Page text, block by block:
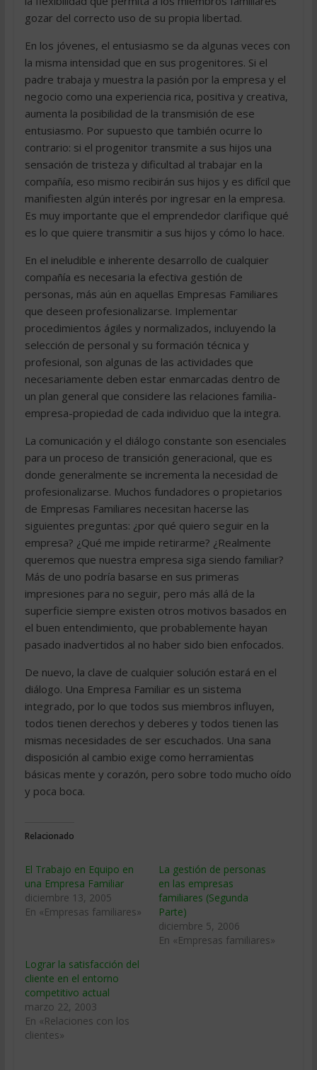
gozar del correcto uso de su propia libertad.
En los jóvenes, el entusiasmo se da algunas veces con
la misma intensidad que en sus progenitores. Si el
padre trabaja y muestra la pasión por la empresa y el
negocio como una experiencia rica, positiva y creativa,
aumenta la posibilidad de la transmisión de ese
entusiasmo. Por supuesto que también ocurre lo
contrario: si el progenitor transmite a sus hijos una
sensación de tristeza y dificultad al trabajar en la
compañía, eso mismo recibirán sus hijos y es difícil que
manifiesten algún interés por ingresar en la empresa.
Es muy importante que el emprendedor clarifique qué
es lo que quiere transmitir a sus hijos y cómo lo hace.
En el ineludible e inherente desarrollo de cualquier
compañía es necesaria la efectiva gestión de
personas, más aún en aquellas Empresas Familiares
que deseen profesionalizarse. Implementar
procedimientos ágiles y normalizados, incluyendo la
selección de personal y su formación técnica y
profesional, son algunas de las actividades que
necesariamente deben estar enmarcadas dentro de
un plan general que considere las relaciones familia-
empresa-propiedad de cada individuo que la integra.
La comunicación y el diálogo constante son esenciales
para un proceso de transición generacional, que es
donde generalmente se incrementa la necesidad de
profesionalizarse. Muchos fundadores o propietarios
de Empresas Familiares necesitan hacerse las
siguientes preguntas: ¿por qué quiero seguir en la
empresa? ¿Qué me impide retirarme? ¿Realmente
queremos que nuestra empresa siga siendo familiar?
Más de uno podría basarse en sus primeras
impresiones para no seguir, pero más allá de la
superficie siempre existen otros motivos basados en
el buen entendimiento, que probablemente hayan
pasado inadvertidos al no haber sido bien enfocados.
De nuevo, la clave de cualquier solución estará en el
diálogo. Una Empresa Familiar es un sistema
integrado, por lo que todos sus miembros influyen,
todos tienen derechos y deberes y todos tienen las
mismas necesidades de ser escuchados. Una sana
disposición al cambio exige como herramientas
básicas mente y corazón, pero sobre todo mucho oído
y poca boca.
Relacionado
El Trabajo en Equipo en
una Empresa Familiar
diciembre 13, 2005
En «Empresas familiares»
La gestión de personas
en las empresas
familiares (Segunda
Parte)
diciembre 5, 2006
En «Empresas familiares»
Lograr la satisfacción del
cliente en el entorno
competitivo actual
marzo 22, 2003
En «Relaciones con los
clientes»